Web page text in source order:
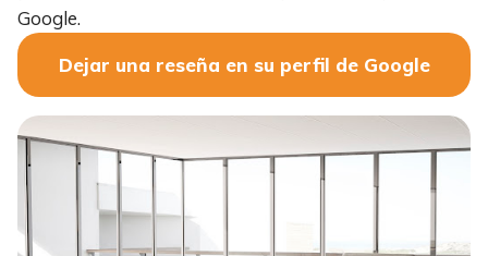
Google.
Dejar una reseña en su perfil de Google